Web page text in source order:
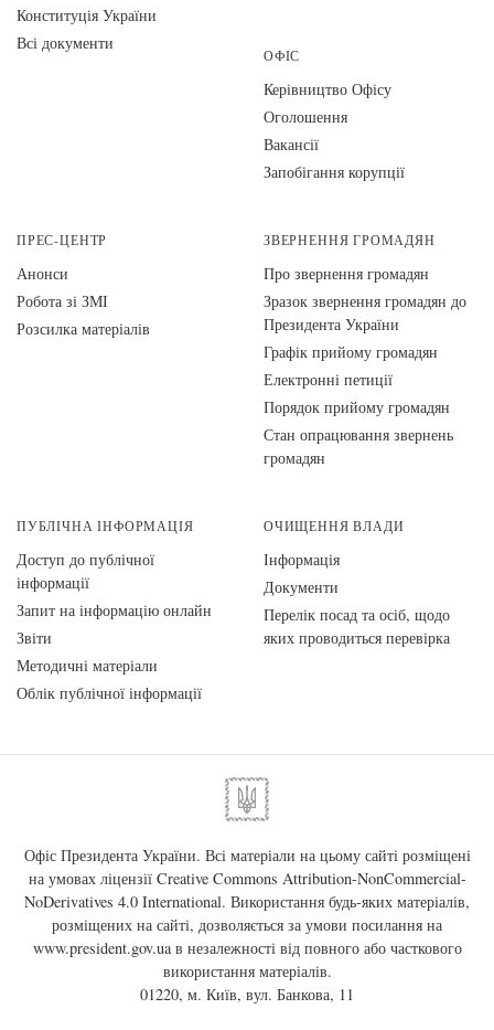
Конституція України
Всі документи
ОФІС
Керівництво Офісу
Оголошення
Вакансії
Запобігання корупції
ПРЕС-ЦЕНТР
Анонси
Робота зі ЗМІ
Розсилка матеріалів
ЗВЕРНЕННЯ ГРОМАДЯН
Про звернення громадян
Зразок звернення громадян до
Президента України
Графік прийому громадян
Електронні петиції
Порядок прийому громадян
Стан опрацювання звернень
громадян
ПУБЛІЧНА ІНФОРМАЦІЯ
Доступ до публічної
інформації
Запит на інформацію онлайн
Звіти
Методичні матеріали
Облік публічної інформації
ОЧИЩЕННЯ ВЛАДИ
Інформація
Документи
Перелік посад та осіб, щодо
яких проводиться перевірка
Офіс Президента України. Всі матеріали на цьому сайті розміщені
на умовах ліцензії Creative Commons Attribution-NonCommercial-
NoDerivatives 4.0 International. Використання будь-яких матеріалів,
розміщених на сайті, дозволяється за умови посилання на
www.president.gov.uaв незалежності від повного або часткового
використання матеріалів.
01220, м. Київ, вул. Банкова, 11